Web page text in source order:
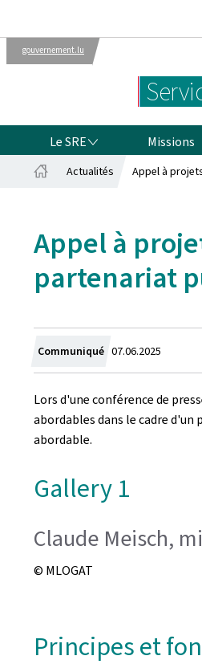
gouvernement.lu
Le SRE Missions
Actualités Appel à
Appel à
partenariat
Communiqué Crée
le
07.06.2025
Lors d'une conférence de
abordables dans le cadre
abordable.
Gallery 1
Claude Meisch,
© MLOGAT
Principes et